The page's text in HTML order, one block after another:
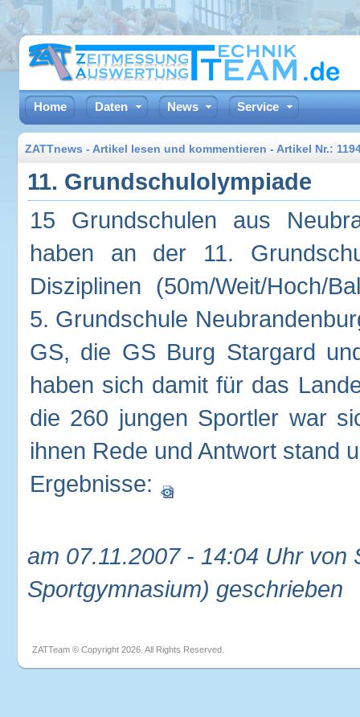
Home Daten News Service
ZATTnews - Artikel lesen und kommentieren - Artikel Nr.:
11. Grundschulolympiade
15 Grundschulen aus
haben an der 11.
Disziplinen (50m/Weit/Hoch/
5. Grundschule
GS, die GS Burg Stargard
haben sich damit für das
die 260 jungen Sportler war
ihnen Rede und Antwort stand
Ergebnisse:
am 07.11.2007 - 14:04 Uhr
Sportgymnasium) geschrieben
ZATTeam © Copyright 2026. All Rights Reserved.